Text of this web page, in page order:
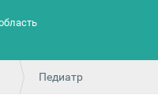
Педиатр